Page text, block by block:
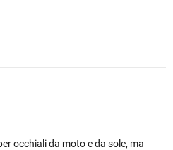
occhiali da moto e da sole, ma